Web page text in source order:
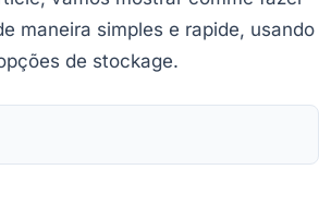
maneira simples e rapide, usando
de stockage.